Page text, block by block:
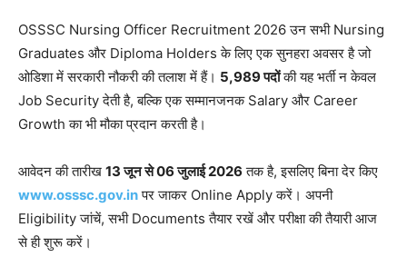
OSSSC Nursing Officer Recruitment 2026 उन सभी Nursing
Graduates और Diploma Holders के लिए एक सुनहरा अवसर है जो
ओडिशा में सरकारी नौकरी की तलाश में हैं। 5,989 पदोंकी यह भर्ती न केवल
Job Security देती है, बल्कि एक सम्मानजनक Salary और Career
Growth का भी मौका प्रदान करती है।
आवेदन की तारीख 13 जून से 06 जुलाई 2026 तक है, इसलिए बिना देर किए
www.osssc.gov.inपर जाकर Online Apply करें। अपनी
Eligibility जांचें, सभी Documents तैयार रखें और परीक्षा की तैयारी आज
से ही शुरू करें।